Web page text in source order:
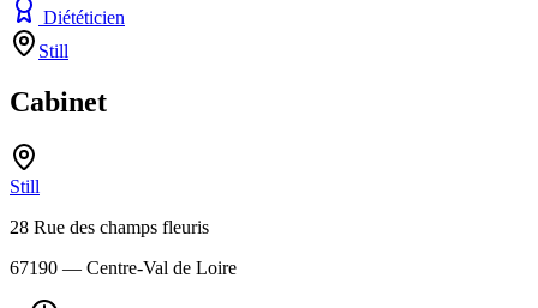
Diététicien
Still
Cabinet
Still
28 Rue des champs fleuris
67190 — Centre-Val de Loire